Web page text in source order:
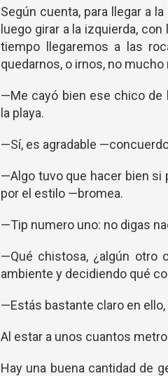
Según cuenta, para llegar a
luego girar a la izquierda,
tiempo llegaremos a las
quedarnos, o irnos, no mucho
—Me cayó bien ese chico de
la playa.
—Sí, es agradable
—Algo tuvo que hacer bien si
por el estilo —bromea.
—Tip numero uno: no digas
—Qué chistosa, ¿algún otro
ambiente y decidiendo qué
—Estás bastante claro en
Al estar a unos cuantos
Hay una buena cantidad de